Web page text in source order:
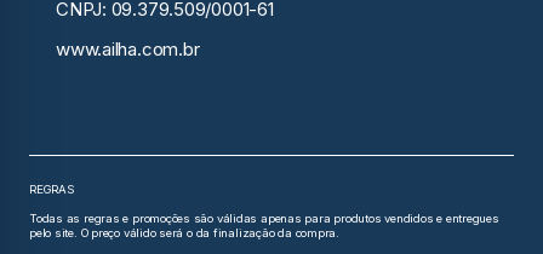
CNPJ: 09.379.509/0001-61
www.ailha.com.br
REGRAS
Todas as regras e promoções são válidas apenas para produtos vendidos e entregues
pelo site. O preço válido será o da finalização da compra.